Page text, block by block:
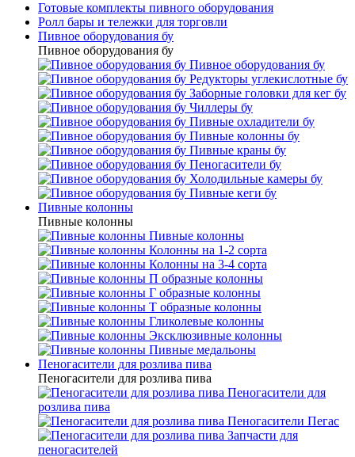
Готовые комплекты пивного оборудования
Ролл бары и тележки для торговли
Пивное оборудования бу
Пивное оборудования бу
Пивное оборудования бу
Редукторы углекислотные бу
Заборные головки для кег бу
Чиллеры бу
Пивные охладители бу
Пивные колонны бу
Пивные краны бу
Пеногасители бу
Холодильные камеры бу
Пивные кеги бу
Пивные колонны
Пивные колонны
Пивные колонны
Колонны на 1-2 сорта
Колонны на 3-4 сорта
П образные колонны
Г образные колонны
Т образные колонны
Гликолевые колонны
Эксклюзивные колонны
Пивные медальоны
Пеногасители для розлива пива
Пеногасители для розлива пива
Пеногасители для
розлива пива
Пеногасители Пегас
Запчасти для
пеногасителей